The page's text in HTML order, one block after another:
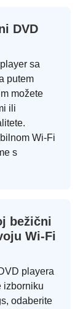
DVD
sa
putem
možete
ili
Wi-Fi
s
bežični
Wi-Fi
playera
izborniku
odaberite